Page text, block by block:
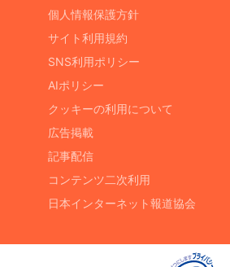
個人情報保護方針
サイト利用規約
SNS利用ポリシー
AIポリシー
クッキーの利用について
広告掲載
記事配信
コンテンツ二次利用
日本インターネット報道協会